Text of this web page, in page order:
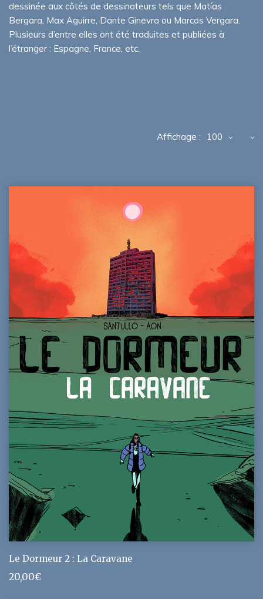
dessinée aux côtés de dessinateurs tels que Matías
Bergara, Max Aguirre, Dante Ginevra ou Marcos Vergara.
Plusieurs d’entre elles ont été traduites et publiées à
l’étranger : Espagne, France, etc.
Affichage : 100
Le Dormeur 2 : La Caravane
20,00€